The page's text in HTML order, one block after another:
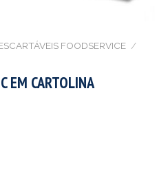
FOODSERVICE /
EM CARTOLINA